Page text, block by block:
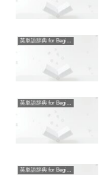
英単語辞典 for Beginners
英単語辞典 for Beginners
英単語辞典 for Beginners